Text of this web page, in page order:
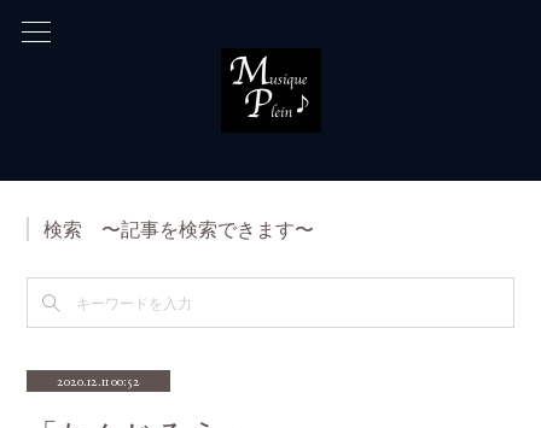
検索 〜記事を検索できます〜
2020.12.11 00:52